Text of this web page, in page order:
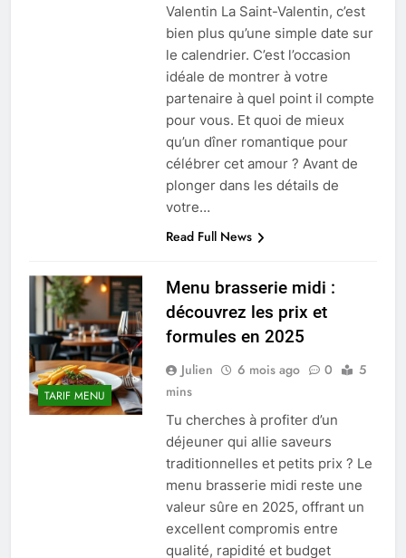
Valentin La Saint-Valentin, c’est
bien plus qu’une simple date sur
le calendrier. C’est l’occasion
idéale de montrer à votre
partenaire à quel point il compte
pour vous. Et quoi de mieux
qu’un dîner romantique pour
célébrer cet amour ? Avant de
plonger dans les détails de
votre…
Read Full News
TARIF MENU
Menu brasserie midi :
découvrez les prix et
formules en 2025
Julien 6 mois ago 0
5
mins
Tu cherches à profiter d’un
déjeuner qui allie saveurs
traditionnelles et petits prix ? Le
menu brasserie midi reste une
valeur sûre en 2025, offrant un
excellent compromis entre
qualité, rapidité et budget